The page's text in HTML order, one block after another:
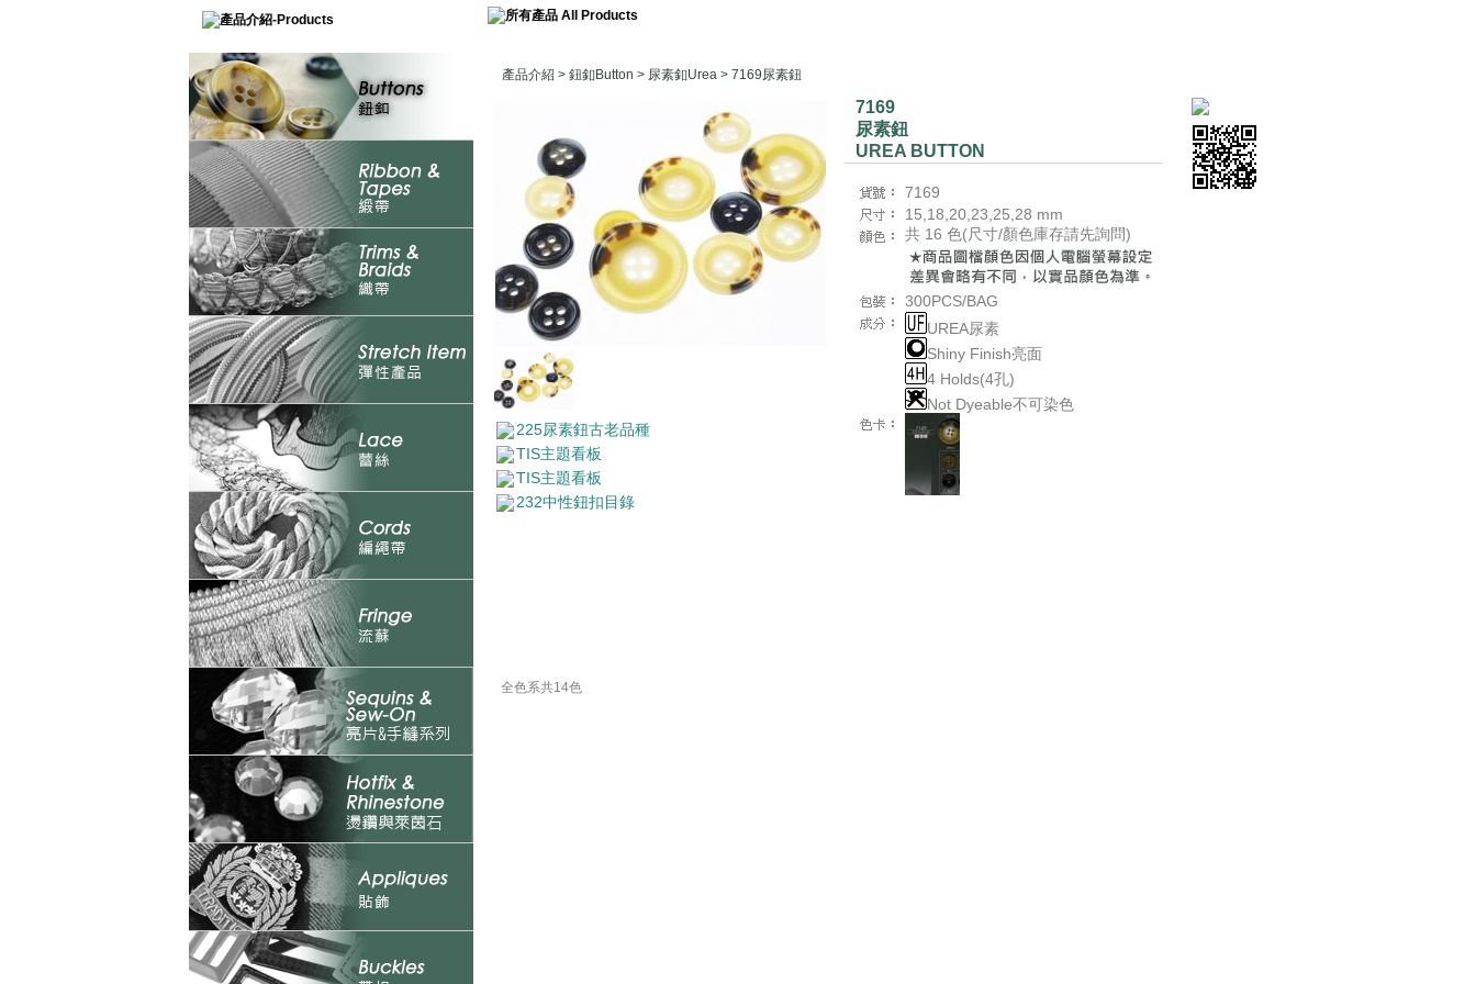
產品介紹 > 鈕釦Button > 尿素釦Urea > 7169尿素鈕
225尿素鈕古老品種
TIS主題看板
TIS主題看板
232中性鈕扣目錄
7169
尿素鈕
UREA BUTTON
7169
15,18,20,23,25,28 mm
共 16 色(尺寸/顏色庫存請先詢問)
300PCS/BAG
UREA尿素
Shiny Finish亮面
4 Holds(4孔)
Not Dyeable不可染色
全色系共14色